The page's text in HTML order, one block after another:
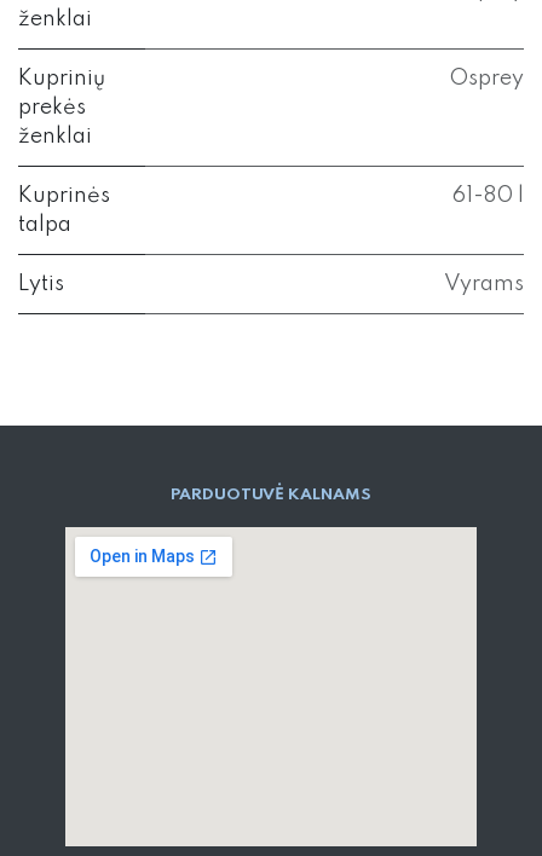
ženklai
Kuprinių
prekės
ženklai
Osprey
Kuprinės
talpa
61-80 l
Lytis Vyrams
PARD​UOTUVĖ​ KALNAMS